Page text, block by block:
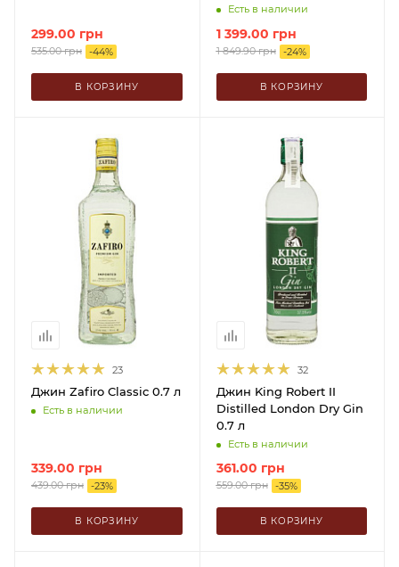
299.00 грн
535.00грн -44%
В КОРЗИНУ
Есть в наличии
1 399.00 грн
1 849.90грн -24%
В КОРЗИНУ
23
Джин Zafiro Classic 0.7 л
Есть в наличии
339.00 грн
439.00грн -23%
В КОРЗИНУ
32
Джин King Robert II
Distilled London Dry Gin
0.7 л
Есть в наличии
361.00 грн
559.00грн -35%
В КОРЗИНУ